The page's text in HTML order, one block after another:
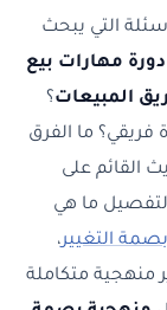
التي يبحث
مهارات بيع
المبيعات؟
فريقي؟ ما الفرق
القائم على
ما هي
بصمة التغيير،
منهجية متكاملة